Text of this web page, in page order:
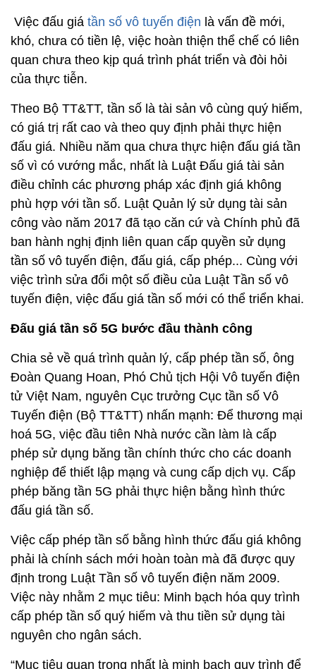
Việc đấu giá tần số vô tuyến điện là vấn đề mới,
khó, chưa có tiền lệ, việc hoàn thiện thể chế có liên
quan chưa theo kịp quá trình phát triển và đòi hỏi
của thực tiễn.
Theo Bộ TT&TT, tần số là tài sản vô cùng quý hiếm,
có giá trị rất cao và theo quy định phải thực hiện
đấu giá. Nhiều năm qua chưa thực hiện đấu giá tần
số vì có vướng mắc, nhất là Luật Đấu giá tài sản
điều chỉnh các phương pháp xác định giá không
phù hợp với tần số. Luật Quản lý sử dụng tài sản
công vào năm 2017 đã tạo căn cứ và Chính phủ đã
ban hành nghị định liên quan cấp quyền sử dụng
tần số vô tuyến điện, đấu giá, cấp phép... Cùng với
việc trình sửa đổi một số điều của Luật Tần số vô
tuyến điện, việc đấu giá tần số mới có thể triển khai.
Đấu giá tần số 5G bước đầu thành công
Chia sẻ về quá trình quản lý, cấp phép tần số, ông
Đoàn Quang Hoan, Phó Chủ tịch Hội Vô tuyến điện
tử Việt Nam, nguyên Cục trưởng Cục tần số Vô
Tuyến điện (Bộ TT&TT) nhấn mạnh: Để thương mại
hoá 5G, việc đầu tiên Nhà nước cần làm là cấp
phép sử dụng băng tần chính thức cho các doanh
nghiệp để thiết lập mạng và cung cấp dịch vụ. Cấp
phép băng tần 5G phải thực hiện bằng hình thức
đấu giá tần số.
Việc cấp phép tần số bằng hình thức đấu giá không
phải là chính sách mới hoàn toàn mà đã được quy
định trong Luật Tần số vô tuyến điện năm 2009.
Việc này nhằm 2 mục tiêu: Minh bạch hóa quy trình
cấp phép tần số quý hiếm và thu tiền sử dụng tài
nguyên cho ngân sách.
“Mục tiêu quan trọng nhất là minh bạch quy trình để